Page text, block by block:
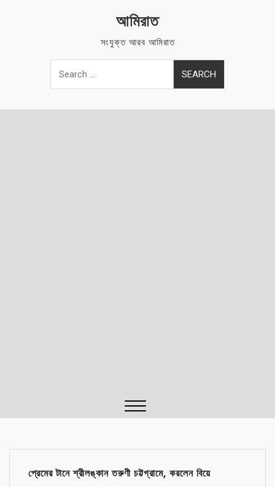
আমিরাত
সংযুক্ত আরব আমিরাত
Search
for:
প্রেমের টানে শ্রীলঙ্কান তরুণী চট্টগ্রামে, করলেন বিয়ে